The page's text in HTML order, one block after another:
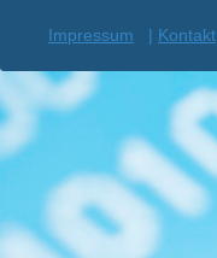
Impressum | Kontakt